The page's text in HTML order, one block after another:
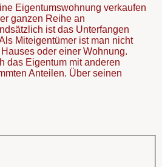
Eigentumswohnung verkaufen
ganzen Reihe an
ist das Unterfangen
Miteigentümer ist man nicht
oder einer Wohnung.
das Eigentum mit anderen
Anteilen. Über seinen